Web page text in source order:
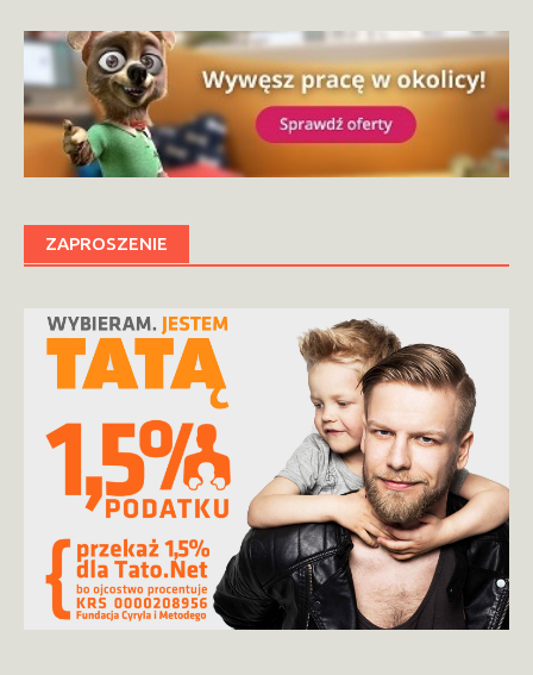
ZAPROSZENIE